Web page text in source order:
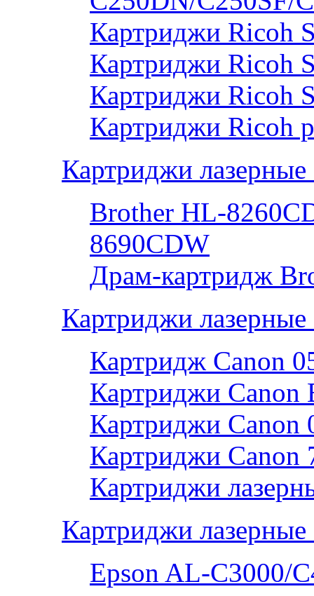
Картриджи Ricoh
Картриджи Ricoh
Картриджи Ricoh
Картриджи Ricoh
Картриджи
Brother HL-
8690CDW
Драм-картридж
Картриджи лазерные
Картридж Canon
Картриджи Canon
Картриджи Canon
Картриджи Canon
Картриджи
Картриджи лазерные
Epson AL-С3000/